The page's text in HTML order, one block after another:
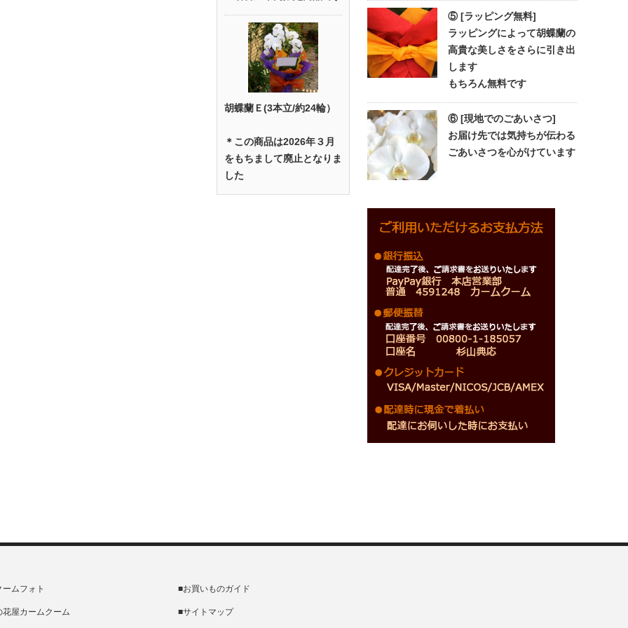
胡蝶蘭Ｅ(3本立/約24輪）
＊この商品は2026年３月
をもちまして廃止となりま
した
⑤ [ラッピング無料]
ラッピングによって胡蝶蘭の
高貴な美しさをさらに引き出
します
もちろん無料です
⑥ [現地でのごあいさつ]
お届け先では気持ちが伝わる
ごあいさつを心がけています
ムフォト
屋カームクーム
■お買いものガイド
■サイトマップ